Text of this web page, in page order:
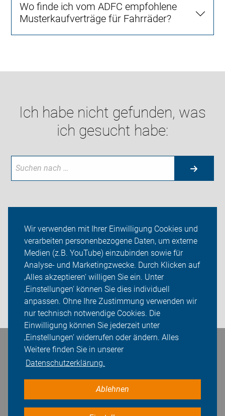
Wir verwenden mit Ihrer Einwilligung Cookies und
verarbeiten personenbezogene Daten, um externe
Medien (z.B. YouTube) einzubinden sowie für
Analyse- und Marketingzwecke. Durch Klicken auf
‚Alles akzeptieren‘ willigen Sie ein. Unter
‚Einstellungen‘ können Sie dies individuell
anpassen. Ohne Ihre Zustimmung verwenden wir
nur technisch notwendige Cookies. Die
Einwilligung können Sie jederzeit unter
‚Einstellungen‘ widerrufen oder ändern. Alles
Weitere finden Sie in unserer
Datenschutzerklärung.
Ablehnen
Wo finde ich vom ADFC empfohlene
Musterkaufverträge für Fahrräder?
Ich habe nicht gefunden, was
ich gesucht habe:
ADFC Erlangen
Sei dabei
Presse
Login
Bleiben Sie in Kontakt